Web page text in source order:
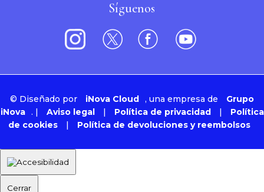
Síguenos
© Diseñado por iNova Cloud , una empresa de
Grupo
iNova . | Aviso legal | Política de privacidad |
Política
de cookies
| Política de devoluciones y reembolsos
Cerrar